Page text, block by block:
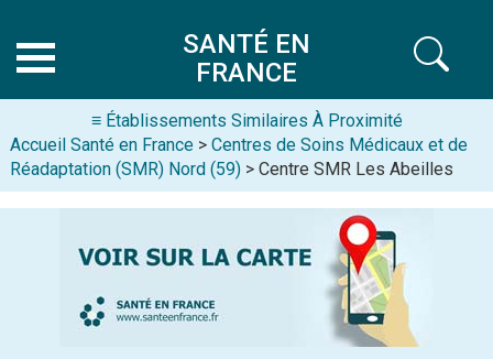
SANTÉ EN
FRANCE
≡ Établissements Similaires À Proximité
Accueil Santé en France > Centres de Soins Médicaux et de
Réadaptation (SMR) Nord (59) > Centre SMR Les Abeilles